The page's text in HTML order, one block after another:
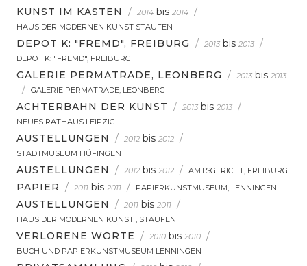
KUNST IM KASTEN / 2014 bis 2014 /
HAUS DER MODERNEN KUNST STAUFEN
DEPOT K: "FREMD", FREIBURG / 2013 bis 2013 /
DEPOT K: "FREMD", FREIBURG
GALERIE PERMATRADE, LEONBERG / 2013 bis 2013
/ GALERIE PERMATRADE, LEONBERG
ACHTERBAHN DER KUNST / 2013 bis 2013 /
NEUES RATHAUS LEIPZIG
AUSTELLUNGEN / 2012 bis 2012 /
STADTMUSEUM HÜFINGEN
AUSTELLUNGEN / 2012 bis 2012 / AMTSGERICHT, FREIBURG
PAPIER / 2011 bis 2011 / PAPIERKUNSTMUSEUM, LENNINGEN
AUSTELLUNGEN / 2011 bis 2011 /
HAUS DER MODERNEN KUNST , STAUFEN
VERLORENE WORTE / 2010 bis 2010 /
BUCH UND PAPIERKUNSTMUSEUM LENNINGEN